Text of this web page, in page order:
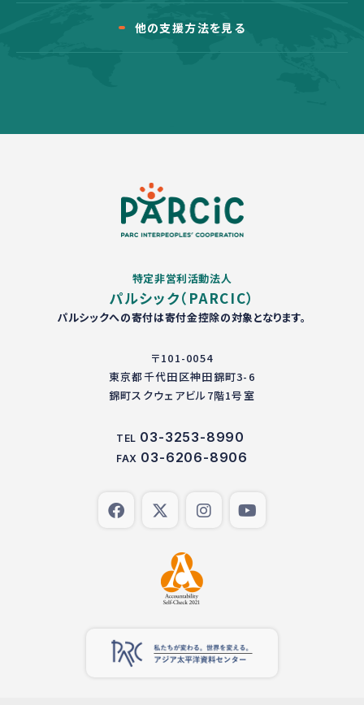
他の支援方法を見る
特定非営利活動法人
パルシック（PARCIC）
パルシックへの寄付は寄付金控除の対象となります。
〒101-0054
東京都千代田区神田錦町3-6
錦町スクウェアビル7階1号室
TEL 03-3253-8990
FAX 03-6206-8906